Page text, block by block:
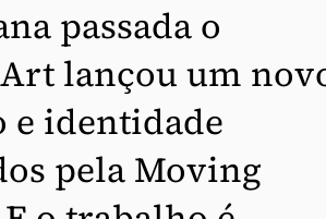
passada o
lançou um
e identidade
pela Moving